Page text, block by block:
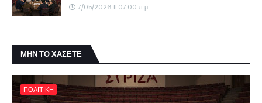
7/05/2026 11:07:00 π.μ.
ΜΗΝ ΤΟ ΧΑΣΕΤΕ
ΠΟΛΙΤΙΚΗ